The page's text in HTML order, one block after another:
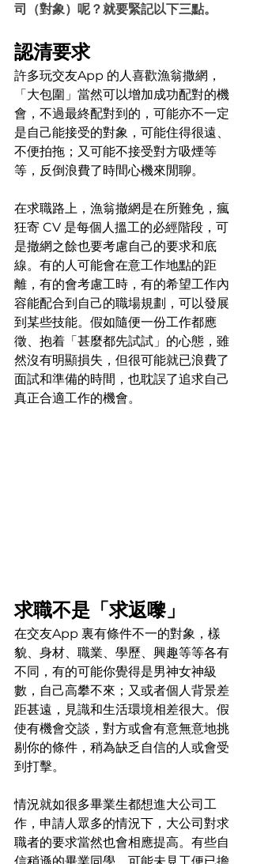
司（對象）呢？就要緊記以下三點。
認清要求
許多玩交友App 的人喜歡漁翁撒網，
「大包圍」當然可以增加成功配對的機
會，不過最終配對到的，可能亦不一定
是自己能接受的對象，可能住得很遠、
不便拍拖；又可能不接受對方吸煙等
等，反倒浪費了時間心機來閒聊。
在求職路上，漁翁撤網是在所難免，瘋
狂寄 CV 是每個人搵工的必經階段，可
是撤網之餘也要考慮自己的要求和底
線。有的人可能會在意工作地點的距
離，有的會考慮工時，有的希望工作內
容能配合到自己的職場規劃，可以發展
到某些技能。假如隨便一份工作都應
徵、抱着「甚麼都先試試」的心態，雖
然沒有明顯損失，但很可能就已浪費了
面試和準備的時間，也耽誤了追求自己
真正合適工作的機會。
求職不是「求返嚟」
在交友App 裏有條件不一的對象，樣
貌、身材、職業、學歷、興趣等等各有
不同，有的可能你覺得是男神女神級
數，自己高攀不來；又或者個人背景差
距甚遠，見識和生活環境相差很大。假
使有機會交談，對方或會有意無意地挑
剔你的條件，稍為缺乏自信的人或會受
到打擊。
情況就如很多畢業生都想進大公司工
作，申請人眾多的情況下，大公司對求
職者的要求當然也會相應提高。有些自
信稍遜的畢業同學，可能未見工便已擔